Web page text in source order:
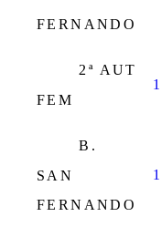
FERNANDO
2ª AUT
FEM
B.
SAN
FERNANDO